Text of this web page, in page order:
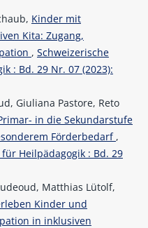
Kinder mit
Kita: Zugang,
, Schweizerische
: Bd. 29 Nr. 07 (2023):
Giuliana Pastore, Reto
in die Sekundarstufe
Förderbedarf ,
Heilpädagogik : Bd. 29
Matthias Lütolf,
Kinder und
in inklusiven